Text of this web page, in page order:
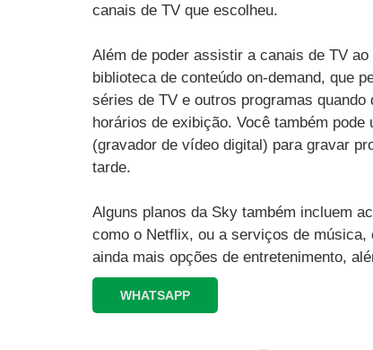
canais de TV que escolheu.
Além de poder assistir a canais de TV
biblioteca de conteúdo on-demand, que
séries de TV e outros programas
horários de exibição. Você também
(gravador de vídeo digital) para gravar
tarde.
Alguns planos da Sky também incluem
como o Netflix, ou a serviços de
ainda mais opções de entretenimento,
WHATSAPP